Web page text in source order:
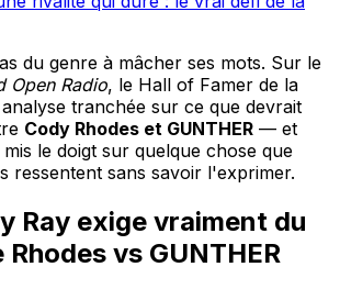
du genre à mâcher ses mots. Sur le
Open Radio, le Hall of Famer de la
tranchée sur ce que devrait
Cody Rhodes et GUNTHER — et
le doigt sur quelque chose que
ressentent sans savoir l'exprimer.
Ray exige vraiment du
vs GUNTHER